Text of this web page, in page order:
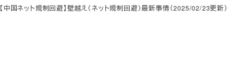
【中国ネット規制回避】壁越え（ネット規制回避）最新事情（2025/02/23更新）